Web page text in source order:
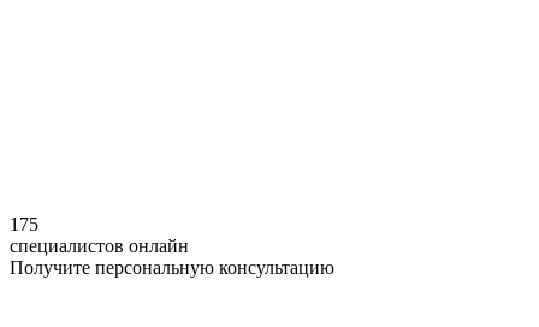
175
специалистов онлайн
Получите персональную консультацию